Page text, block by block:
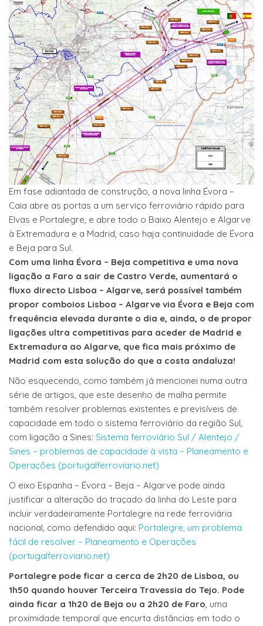
Em fase adiantada de construção, a nova linha Évora –
Caia abre as portas a um serviço ferroviário rápido para
Elvas e Portalegre, e abre todo o Baixo Alentejo e Algarve
à Extremadura e a Madrid, caso haja continuidade de Évora
e Beja para Sul.
Com uma linha Évora – Beja competitiva e uma nova
ligação a Faro a sair de Castro Verde, aumentará o
fluxo directo Lisboa – Algarve, será possível também
propor comboios Lisboa – Algarve via Évora e Beja com
frequência elevada durante o dia e, ainda, o de propor
ligações ultra competitivas para aceder de Madrid e
Extremadura ao Algarve, que fica mais próximo de
Madrid com esta solução do que a costa andaluza!
Não esquecendo, como também já mencionei numa outra
série de artigos, que este desenho de malha permite
também resolver problemas existentes e previsíveis de
capacidade em todo o sistema ferroviário da região Sul,
com ligação a Sines: Sistema ferroviário Sul / Alentejo /
Sines – problemas de capacidade à vista – Planeamento e
Operações (portugalferroviario.net)
O eixo Espanha – Évora – Beja – Algarve pode ainda
justificar a alteração do traçado da linha do Leste para
incluir verdadeiramente Portalegre na rede ferroviária
nacional, como defendido aqui: Portalegre, um problema
fácil de resolver – Planeamento e Operações
(portugalferroviario.net)
Portalegre pode ficar a cerca de 2h20 de Lisboa, ou
1h50 quando houver Terceira Travessia do Tejo. Pode
ainda ficar a 1h20 de Beja ou a 2h20 de Faro, uma
proximidade temporal que encurta distâncias em todo o